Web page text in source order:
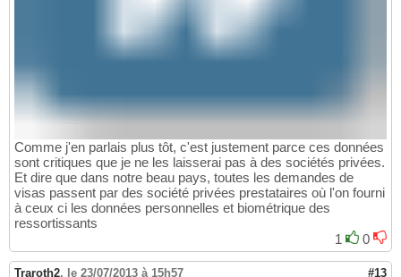
Comme j'en parlais plus tôt, c'est justement parce ces données
sont critiques que je ne les laisserai pas à des sociétés privées.
Et dire que dans notre beau pays, toutes les demandes de
visas passent par des société privées prestataires où l'on fourni
à ceux ci les données personnelles et biométrique des
ressortissants
1
0
Traroth2, le 23/07/2013 à 15h57 #13